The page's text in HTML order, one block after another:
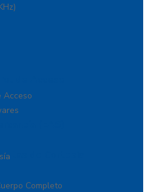
de Acceso
Acceso
(EAS)
de Cortesía
Completo